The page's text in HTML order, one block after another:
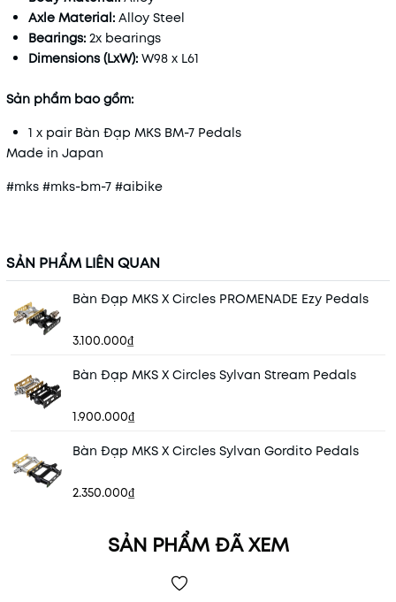
Axle Material: Alloy Steel
Bearings: 2x bearings
Dimensions (LxW): W98 x L61
Sản phẩm bao gồm:
1 x pair Bàn Đạp MKS BM-7 Pedals
Made in Japan
#mks #mks-bm-7 #aibike
SẢN PHẨM LIÊN QUAN
Bàn Đạp MKS X Circles PROMENADE Ezy Pedals
3.100.000₫
Bàn Đạp MKS X Circles Sylvan Stream Pedals
1.900.000₫
Bàn Đạp MKS X Circles Sylvan Gordito Pedals
2.350.000₫
SẢN PHẨM ĐÃ XEM